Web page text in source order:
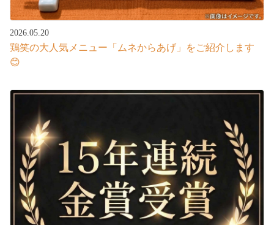
2026.05.20
鶏笑の大人気メニュー「ムネからあげ」をご紹介します
😊